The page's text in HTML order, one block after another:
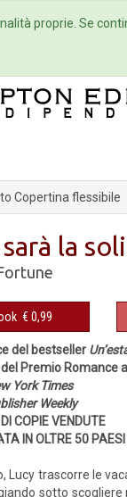
Eventi
Copertina flessibile
la
€ 0,99
del bestseller
Premio Romance
York Times
Weekly
COPIE VENDUTE
IN OLTRE 50 PAESI
Lucy trascorre le
sotto
proprie. Se